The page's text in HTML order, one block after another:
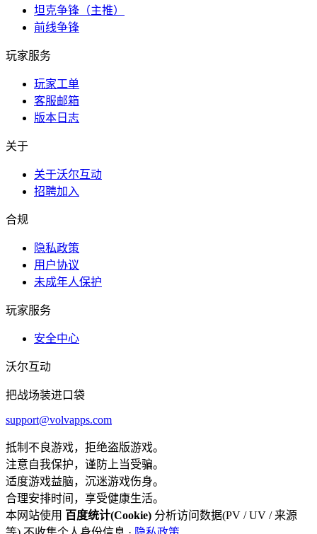
坦克争锋（主推）
前线争锋
玩家服务
玩家工单
客服邮箱
版本日志
关于
关于沃尔互动
招聘加入
合规
隐私政策
用户协议
未成年人保护
玩家服务
安全中心
沃尔互动
把战场装进口袋
support@volvapps.com
抵制不良游戏，拒绝盗版游戏。
注意自我保护，谨防上当受骗。
适度游戏益脑，沉迷游戏伤身。
合理安排时间，享受健康生活。
本网站使用 百度统计(Cookie) 分析访问数据(PV / UV / 来源